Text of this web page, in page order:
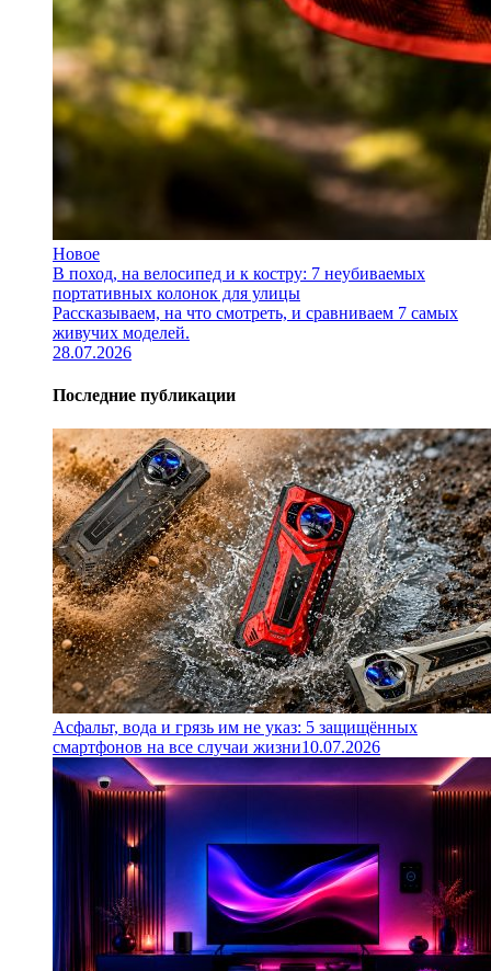
Новое
В поход, на велосипед и к костру: 7 неубиваемых
портативных колонок для улицы
Рассказываем, на что смотреть, и сравниваем 7 самых
живучих моделей.
28.07.2026
Последние публикации
Асфальт, вода и грязь им не указ: 5 защищённых
смартфонов на все случаи жизни10.07.2026